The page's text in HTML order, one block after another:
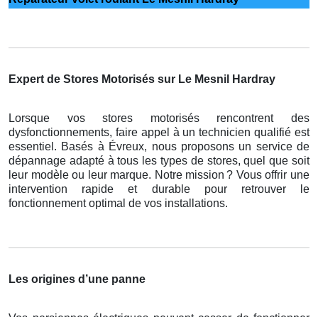
Expert de Stores Motorisés sur Le Mesnil Hardray
Lorsque vos stores motorisés rencontrent des
dysfonctionnements, faire appel à un technicien qualifié est
essentiel. Basés à Évreux, nous proposons un service de
dépannage adapté à tous les types de stores, quel que soit
leur modèle ou leur marque. Notre mission ? Vous offrir une
intervention rapide et durable pour retrouver le
fonctionnement optimal de vos installations.
Les origines d’une panne